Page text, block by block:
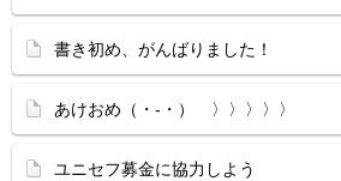
書き初め、がんばりました！
あけおめ（・‐・）ゞ〉〉〉〉〉
ユニセフ募金に協力しよう